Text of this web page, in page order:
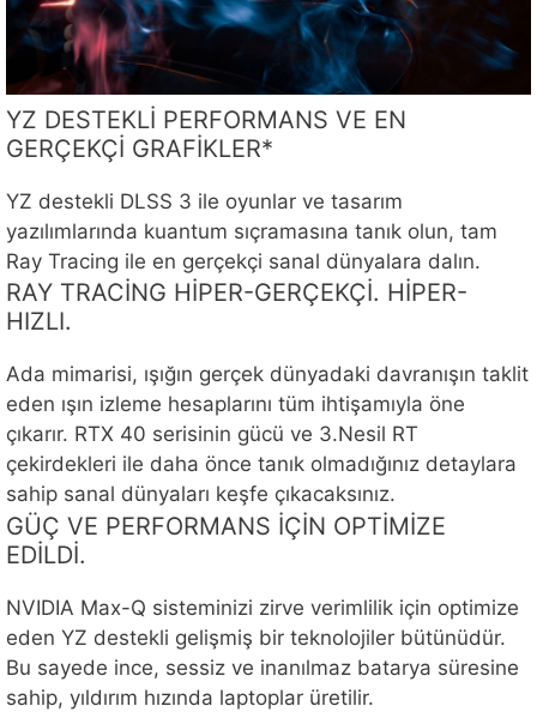
YZ DESTEKLİ PERFORMANS VE EN
GERÇEKÇİ GRAFİKLER*
YZ destekli DLSS 3 ile oyunlar ve tasarım
yazılımlarında kuantum sıçramasına tanık olun, tam
Ray Tracing ile en gerçekçi sanal dünyalara dalın.
RAY TRACİNG HİPER-GERÇEKÇİ. HİPER-
HIZLI.
Ada mimarisi, ışığın gerçek dünyadaki davranışın taklit
eden ışın izleme hesaplarını tüm ihtişamıyla öne
çıkarır. RTX 40 serisinin gücü ve 3.Nesil RT
çekirdekleri ile daha önce tanık olmadığınız detaylara
sahip sanal dünyaları keşfe çıkacaksınız.
GÜÇ VE PERFORMANS İÇİN OPTİMİZE
EDİLDİ.
NVIDIA Max-Q sisteminizi zirve verimlilik için optimize
eden YZ destekli gelişmiş bir teknolojiler bütünüdür.
Bu sayede ince, sessiz ve inanılmaz batarya süresine
sahip, yıldırım hızında laptoplar üretilir.